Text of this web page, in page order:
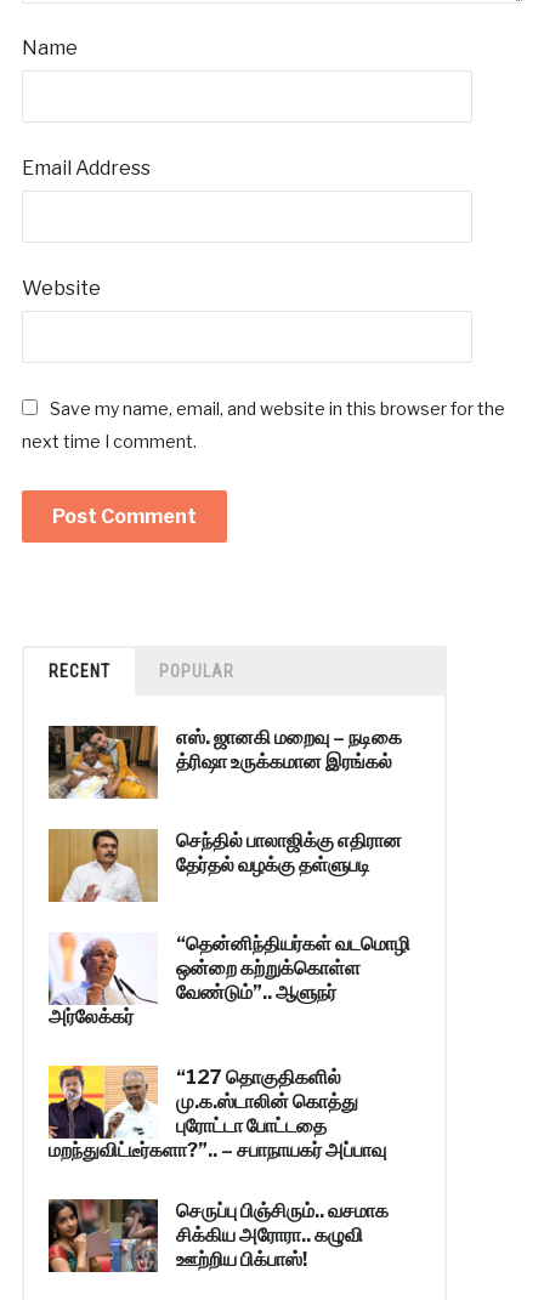
Name
Email Address
Website
Save my name, email, and website in this browser for the
next time I comment.
RECENT POPULAR
எஸ். ஜானகி மறைவு – நடிகை
த்ரிஷா உருக்கமான இரங்கல்
செந்தில் பாலாஜிக்கு எதிரான
தேர்தல் வழக்கு தள்ளுபடி
“தென்னிந்தியர்கள் வடமொழி
ஒன்றை கற்றுக்கொள்ள
வேண்டும்”.. ஆளுநர்
அர்லேக்கர்
“127 தொகுதிகளில்
மு.க.ஸ்டாலின் கொத்து
புரோட்டா போட்டதை
மறந்துவிட்டீர்களா?”.. – சபாநாயகர் அப்பாவு
செருப்பு பிஞ்சிரும்.. வசமாக
சிக்கிய அரோரா.. கழுவி
ஊற்றிய பிக்பாஸ்!